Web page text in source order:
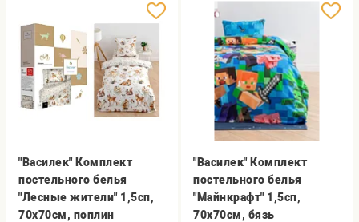
"Василек" Комплект
постельного белья
"Лесные жители" 1,5сп,
70х70см, поплин
"Василек" Комплект
постельного белья
"Майнкрафт" 1,5сп,
70х70см, бязь